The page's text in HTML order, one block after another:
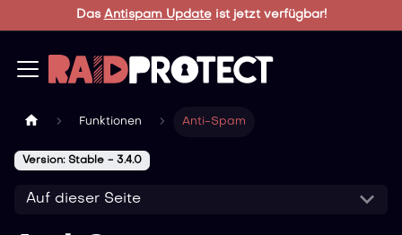
Das Antispam Updateist jetzt verfügbar!
Funktionen Anti-Spam
Version: Stable - 3.4.0
Auf dieser Seite